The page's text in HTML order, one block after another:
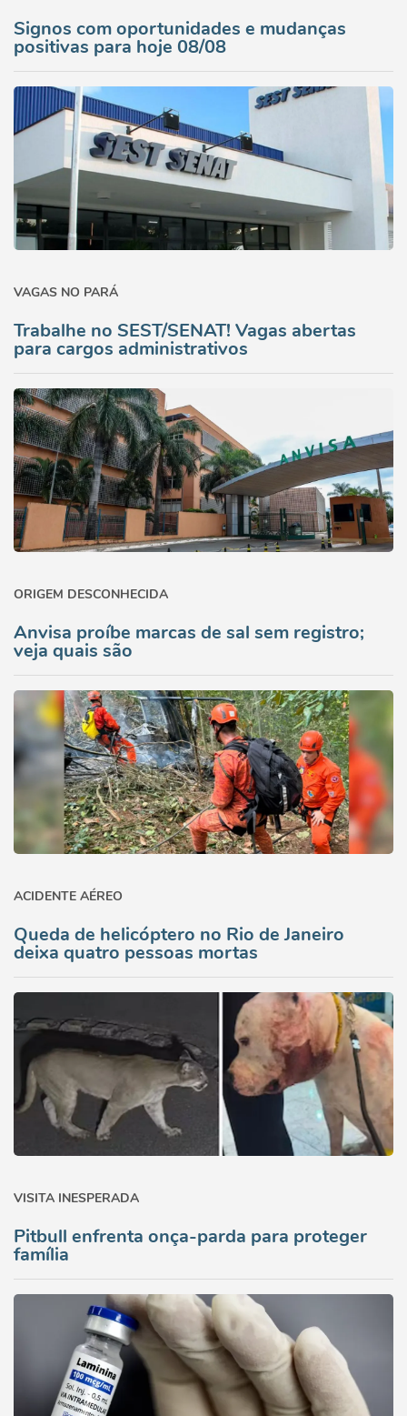
Signos com oportunidades e mudanças
positivas para hoje 08/08
VAGAS NO PARÁ
Trabalhe no SEST/SENAT! Vagas abertas
para cargos administrativos
ORIGEM DESCONHECIDA
Anvisa proíbe marcas de sal sem registro;
veja quais são
ACIDENTE AÉREO
Queda de helicóptero no Rio de Janeiro
deixa quatro pessoas mortas
VISITA INESPERADA
Pitbull enfrenta onça-parda para proteger
família